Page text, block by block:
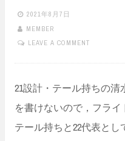
2021年8月7日
MEMBER
LEAVE A COMMENT
21設計・テール持ちの
を書けないので，フラ
テール持ちと22代表と